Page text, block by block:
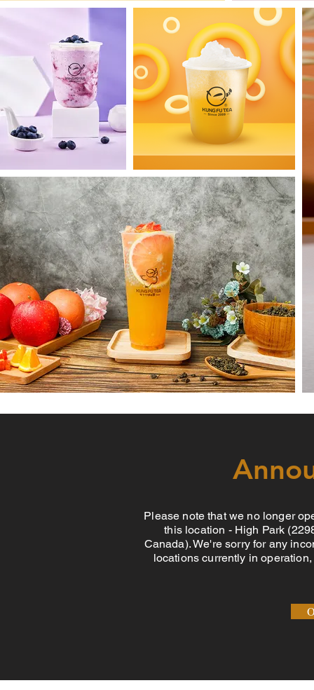
Please note that we no longer
this location - High Park
Canada). We're sorry for any
locations currently in